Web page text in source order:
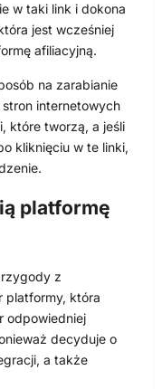
w taki link i dokona
jest wcześniej
afiliacyjną.
na zarabianie
stron internetowych
które tworzą, a jeśli
kliknięciu w te linki,
platformę
z
platformy, która
odpowiedniej
decyduje o
a także